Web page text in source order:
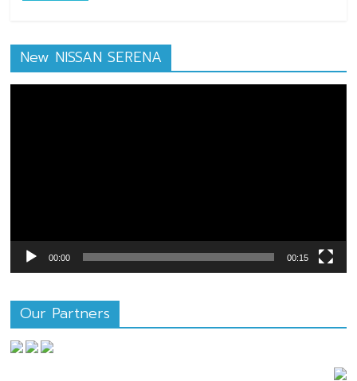
New NISSAN SERENA
00:00 00:15
Our Partners